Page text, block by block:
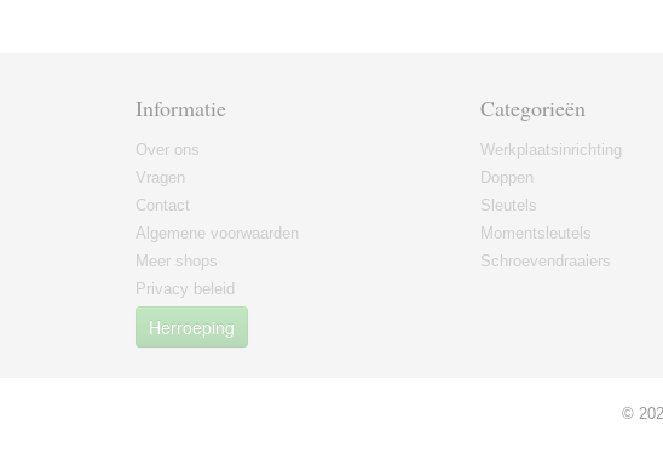
Informatie
Over ons
Vragen
Contact
Algemene voorwaarden
Meer shops
Privacy beleid
Herroeping
Categorieën
Werkplaatsinrichting
Doppen
Sleutels
Momentsleutels
Schroevendraaiers
©